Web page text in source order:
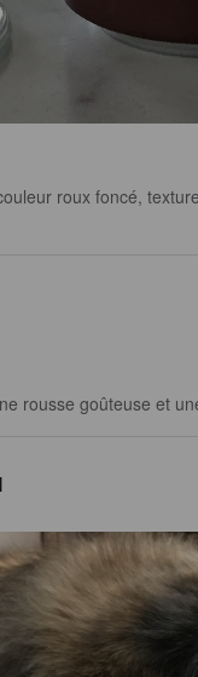
roux foncé,
rousse goûteuse et